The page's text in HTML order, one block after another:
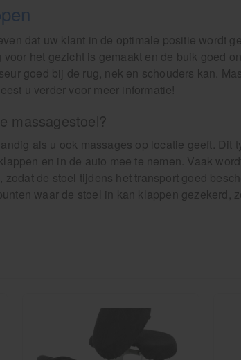
dat uw klant in de optimale positie wordt
het gezicht is gemaakt en de buik goed
goed bij de rug, nek en schouders kan.
u verder voor meer informatie!
massagestoel?
als u ook massages op locatie geeft. Dit
en in de auto mee te nemen. Vaak
zodat de stoel tijdens het transport goed
waar de stoel in kan klappen gezekerd,